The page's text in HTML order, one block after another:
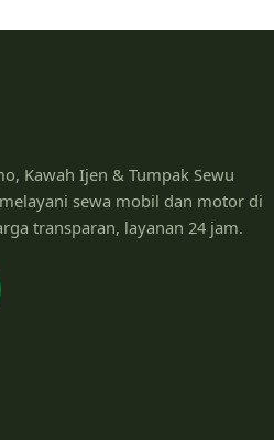
Kawah Ijen & Tumpak Sewu
melayani sewa mobil dan motor di
transparan, layanan 24 jam.